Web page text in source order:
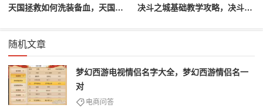
天国拯救如何洗装备血，天国拯救怎么洗衣服 决斗之城基础教学攻略，决斗之城教学攻略2111
随机文章
梦幻西游电视情侣名字大全，梦幻西游情侣名一
对
电商问答